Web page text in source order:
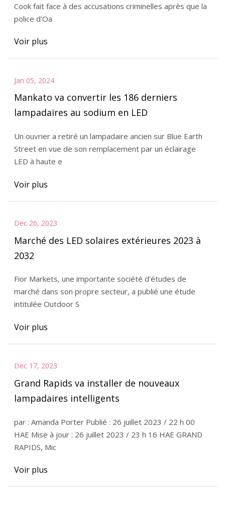
Cook fait face à des accusations criminelles après que la
police d'Oa
Voir plus
Jan 05, 2024
Mankato va convertir les 186 derniers
lampadaires au sodium en LED
Un ouvrier a retiré un lampadaire ancien sur Blue Earth
Street en vue de son remplacement par un éclairage
LED à haute e
Voir plus
Dec 26, 2023
Marché des LED solaires extérieures 2023 à
2032
Fior Markets, une importante société d'études de
marché dans son propre secteur, a publié une étude
intitulée Outdoor S
Voir plus
Dec 17, 2023
Grand Rapids va installer de nouveaux
lampadaires intelligents
par : Amanda Porter Publié : 26 juillet 2023 / 22 h 00
HAE Mise à jour : 26 juillet 2023 / 23 h 16 HAE GRAND
RAPIDS, Mic
Voir plus